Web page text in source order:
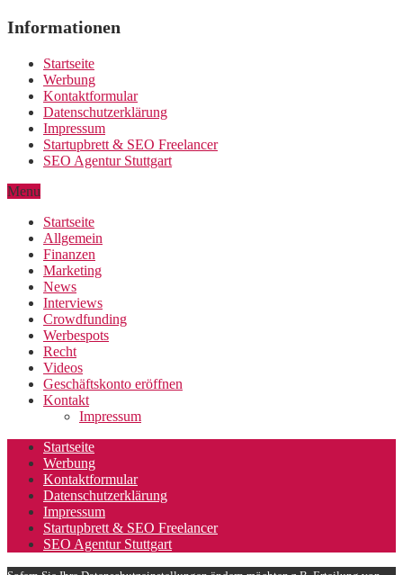
Informationen
Startseite
Werbung
Kontaktformular
Datenschutzerklärung
Impressum
Startupbrett & SEO Freelancer
SEO Agentur Stuttgart
Menu
Startseite
Allgemein
Finanzen
Marketing
News
Interviews
Crowdfunding
Werbespots
Recht
Videos
Geschäftskonto eröffnen
Kontakt
Impressum
Startseite
Werbung
Kontaktformular
Datenschutzerklärung
Impressum
Startupbrett & SEO Freelancer
SEO Agentur Stuttgart